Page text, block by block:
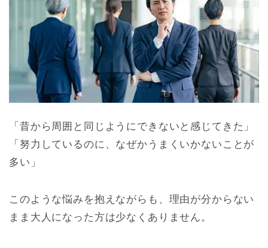
「昔から周囲と同じようにできないと感じてきた」
「努力しているのに、なぜかうまくいかないことが
多い」
このような悩みを抱えながらも、理由が分からない
まま大人になった方は少なくありません。